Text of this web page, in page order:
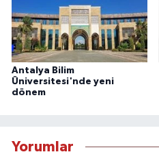
Antalya Bilim
Üniversitesi'nde yeni
dönem
Yorumlar